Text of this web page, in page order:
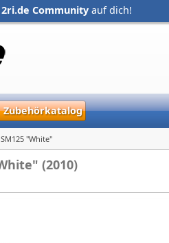
2ri.de Community auf dich!
Zubehörkatalog
SM125 "White"
(2010)